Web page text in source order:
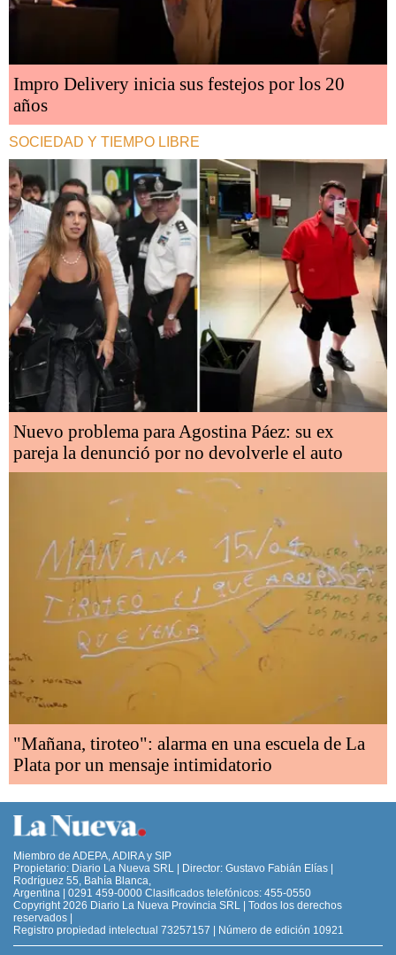
Impro Delivery inicia sus festejos por los 20
años
SOCIEDAD Y TIEMPO LIBRE
Nuevo problema para Agostina Páez: su ex
pareja la denunció por no devolverle el auto
"Mañana, tiroteo": alarma en una escuela de La
Plata por un mensaje intimidatorio
Miembro de ADEPA, ADIRA y SIP
Propietario: Diario La Nueva SRL | Director: Gustavo Fabián Elías |
Rodríguez 55, Bahía Blanca,
Argentina | 0291 459-0000 Clasificados telefónicos: 455-0550
Copyright 2026 Diario La Nueva Provincia SRL | Todos los derechos
reservados |
Registro propiedad intelectual 73257157 | Número de edición 10921